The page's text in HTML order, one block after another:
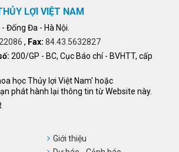
LỢI VIỆT NAM
Đống Đa - Hà Nội.
, Fax: 84.43.5632827
200/GP - BC, Cục Báo chí - BVHTT, cấp
học Thủy lợi Việt Nam' hoặc
phát hành lại thông tin từ Website này.
Giới thiệu